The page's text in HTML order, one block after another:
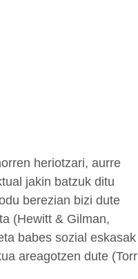
heriotzari, aurre
jakin batzuk ditu
berezian bizi dute
(Hewitt & Gilman,
babes sozial eskasak
areagotzen dute (Torr